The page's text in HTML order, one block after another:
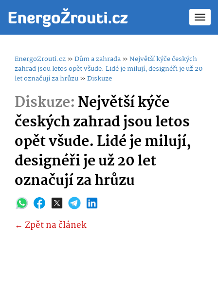
EnergoZrouti.cz»Dům a zahrada»Největší kýče českých
zahrad jsou letos opět všude. Lidé je milují, designéři je už 20
let označují za hrůzu»Diskuze
Diskuze:Největší kýče
českých zahrad jsou letos
opět všude. Lidé je milují,
designéři je už 20 let
označují za hrůzu
← Zpět na článek